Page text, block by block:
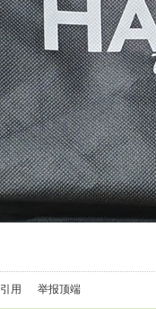
引用 举报顶端